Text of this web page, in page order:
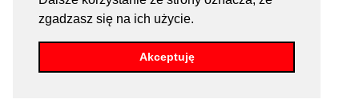
zgadzasz się na ich użycie.
Akceptuję